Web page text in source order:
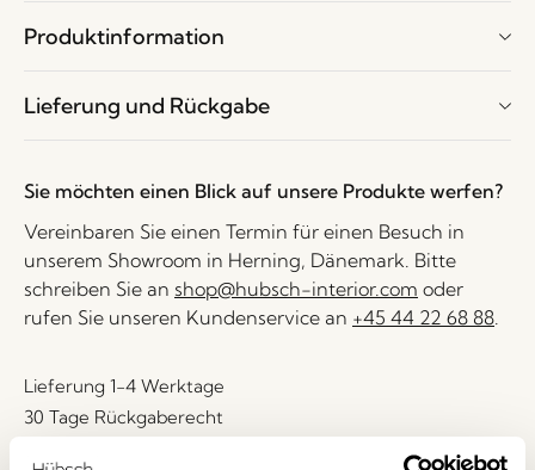
Produktinformation
Lieferung und Rückgabe
Sie möchten einen Blick auf unsere Produkte werfen?
Vereinbaren Sie einen Termin für einen Besuch in
unserem Showroom in Herning, Dänemark. Bitte
schreiben Sie an shop@hubsch-interior.com oder
rufen Sie unseren Kundenservice an +45 44 22 68 88.
Lieferung 1-4 Werktage
30 Tage Rückgaberecht